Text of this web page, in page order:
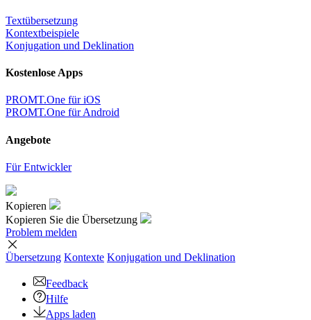
Textübersetzung
Kontextbeispiele
Konjugation und Deklination
Kostenlose Apps
PROMT.One für iOS
PROMT.One für Android
Angebote
Für Entwickler
Kopieren
Kopieren Sie die Übersetzung
Problem melden
Übersetzung Kontexte Konjugation und Deklination
Feedback
Hilfe
Apps laden